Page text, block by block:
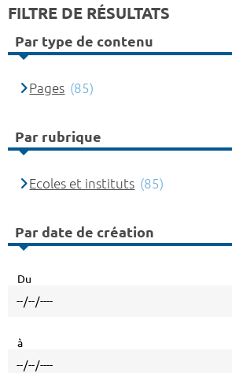
FILTRE DE RÉSULTATS
Par type de contenu
Pages (85)
Par rubrique
Ecoles et instituts (85)
Par date de création
Du
à